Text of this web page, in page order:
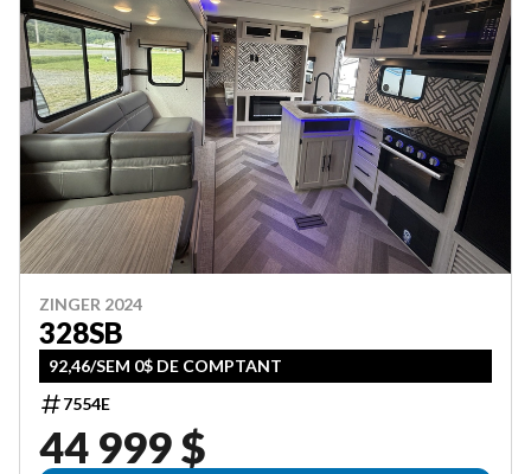
ZINGER 2024
328SB
92,46/SEM 0$ DE COMPTANT
7554E
44 999 $